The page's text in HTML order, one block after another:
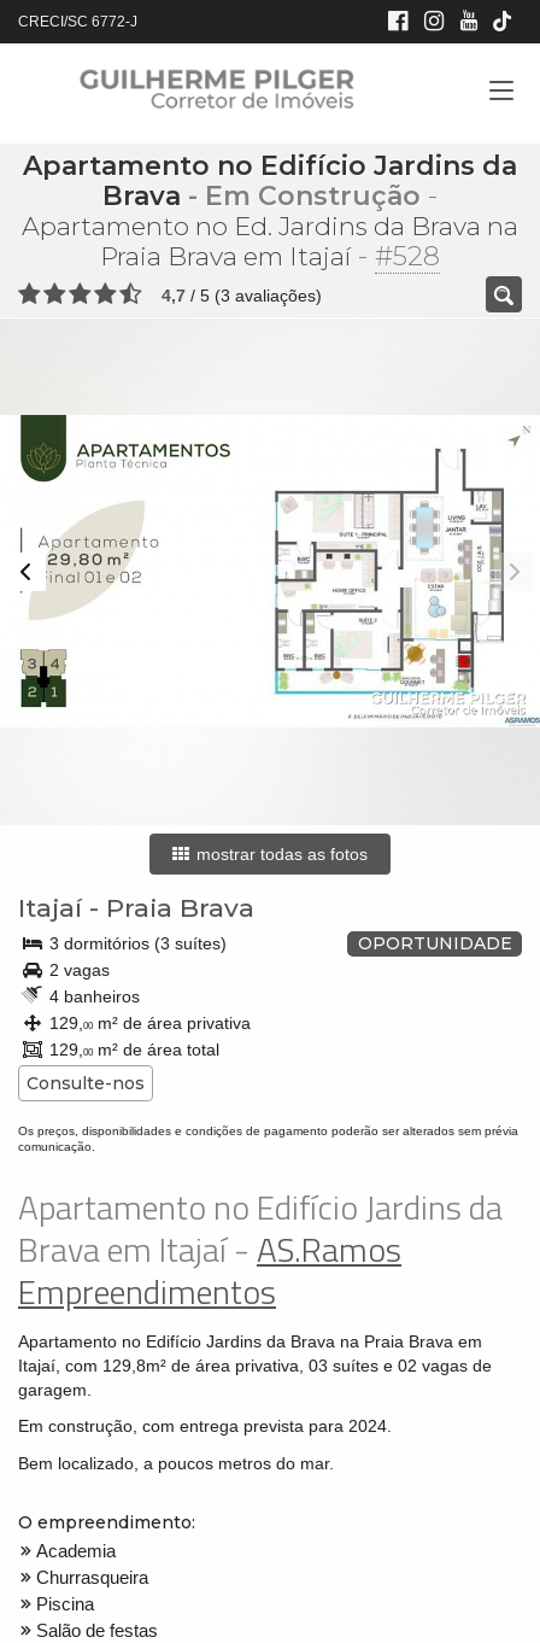
CRECI/SC 6772-J
Apartamento no Edifício Jardins da
Brava - Em Construção -
Apartamento no Ed. Jardins da Brava na
Praia Brava em Itajaí- #528
4,7 / 5 (3 avaliações)
mostrar todas as fotos
Itajaí- Praia Brava
OPORTUNIDADE
3 dormitórios (3 suítes)
2 vagas
4 banheiros
129, 00m² de área privativa
129, 00m² de área total
Consulte-nos
Os preços, disponibilidades e condições de pagamento poderão ser alterados sem prévia
comunicação.
Apartamento no Edifício Jardins da
Brava em Itajaí -AS.Ramos
Empreendimentos
Apartamento no Edifício Jardins da Brava na Praia Brava em
Itajaí, com 129,8m² de área privativa, 03 suítes e 02 vagas de
garagem.
Em construção, com entrega prevista para 2024.
Bem localizado, a poucos metros do mar.
O empreendimento:
Academia
Churrasqueira
Piscina
Salão de festas